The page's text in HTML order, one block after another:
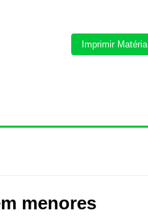
Imprimir Matéria
menores